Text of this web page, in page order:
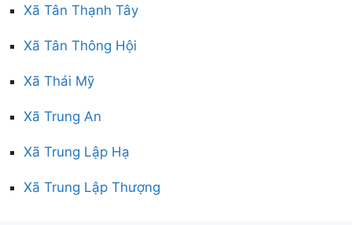
Xã Tân Thạnh Tây
Xã Tân Thông Hội
Xã Thái Mỹ
Xã Trung An
Xã Trung Lập Hạ
Xã Trung Lập Thượng